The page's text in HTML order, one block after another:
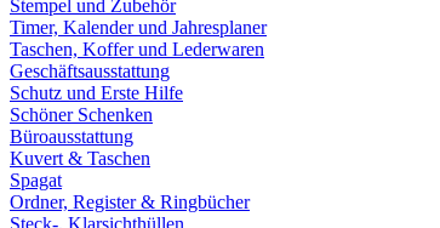
Stempel und Zubehör
Timer, Kalender und Jahresplaner
Taschen, Koffer und Lederwaren
Geschäftsausstattung
Schutz und Erste Hilfe
Schöner Schenken
Büroausstattung
Kuvert & Taschen
Spagat
Ordner, Register & Ringbücher